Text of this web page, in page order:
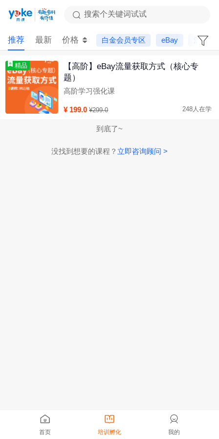
搜索个关键词试试
推荐 最新 价格 白金会员专区 eBay 流量运
精品
【高阶】eBay流量获取方式（核心专
题）
高阶学习强化课
¥ 199.0 ¥299.0 248人在学
到底了~
没找到想要的课程？ 立即咨询顾问 >
首页 培训孵化 我的